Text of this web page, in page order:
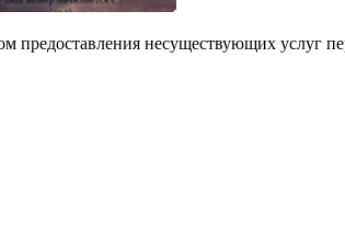
несуществующих услуг